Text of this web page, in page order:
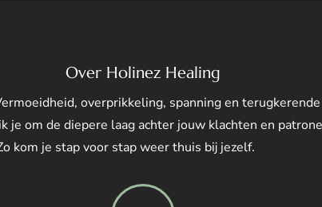
Over Holinez Healing
overprikkeling, spanning en
je om de diepere laag achter jouw klachten en
kom je stap voor stap weer thuis bij jezelf.